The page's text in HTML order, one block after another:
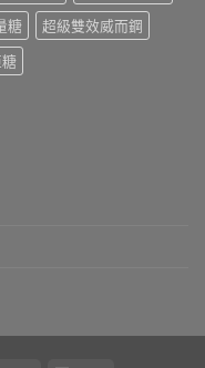
糖
超級雙效威而鋼